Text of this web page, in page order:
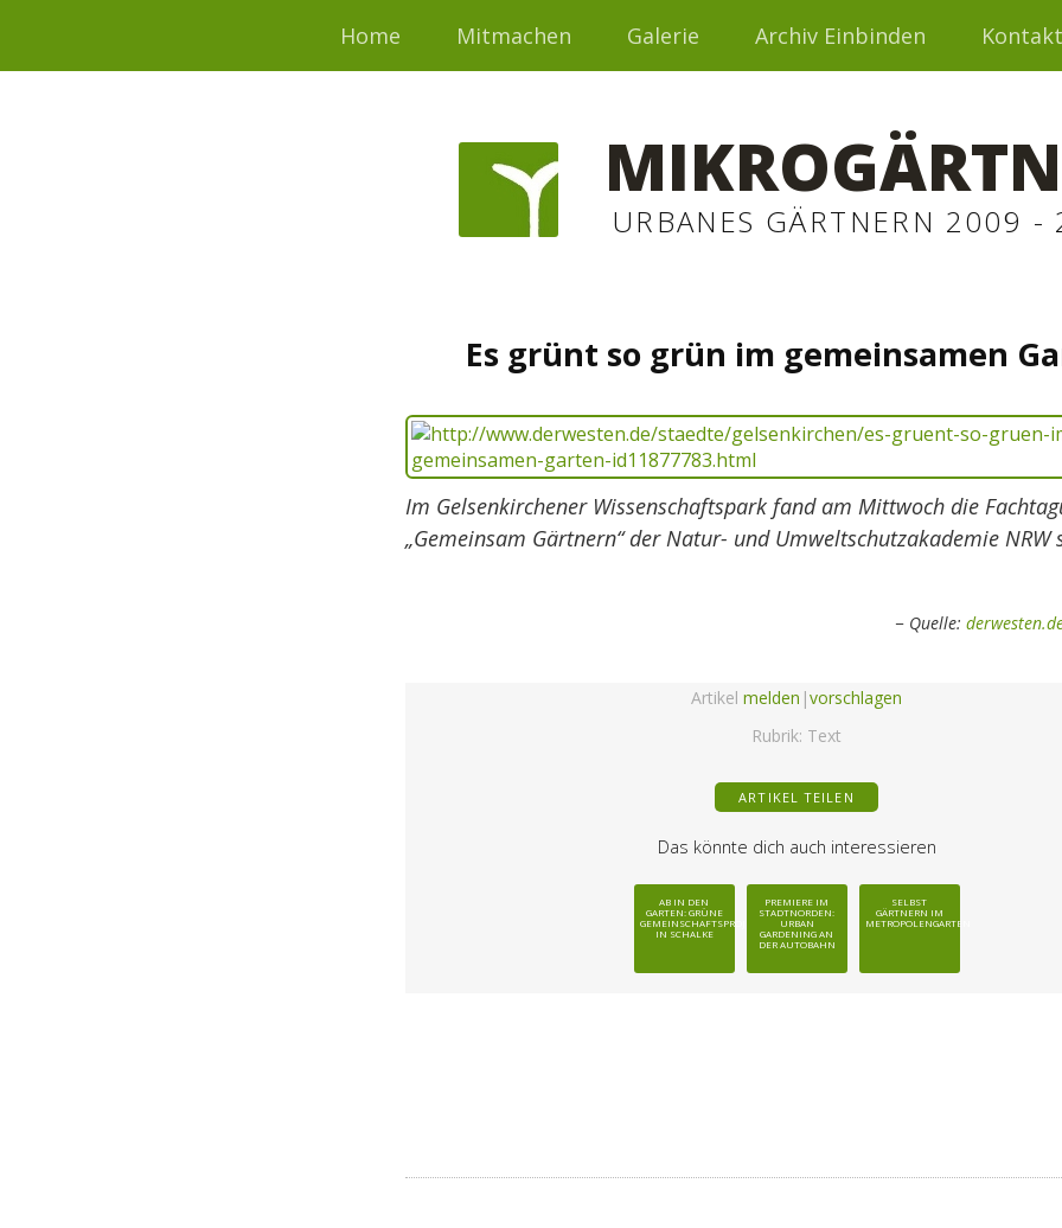
Home Mitmachen Galerie Archiv Einbinden Kontakt
URBANES GÄRTNERN 2009 -
Es grünt so grün im gemeinsamen
Im Gelsenkirchener Wissenschaftspark fand am Mittwoch die
„Gemeinsam Gärtnern“ der Natur- und Umweltschutzakademie NRW
Quelle:
Artikel melden |vorschlagen
Rubrik: Text
ARTIKEL TEILEN
Das könnte dich auch interessieren
AB IN DEN
GARTEN: GRÜNE
GEMEINSCHAFTSPROJEKTE
IN SCHALKE
PREMIERE IM
STADTNORDEN:
URBAN
GARDENING AN
DER AUTOBAHN
SELBST
GÄRTNERN IM
METROPOLENGARTEN